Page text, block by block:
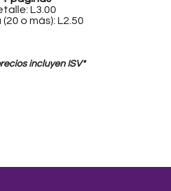
L3.00
o más): L2.50
incluyen ISV*